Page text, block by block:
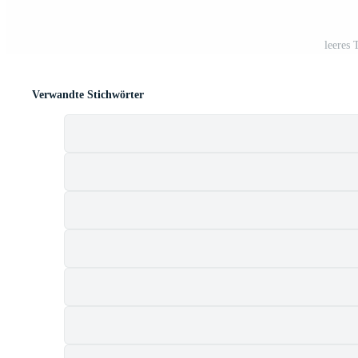
leeres
Verwandte Stichwörter